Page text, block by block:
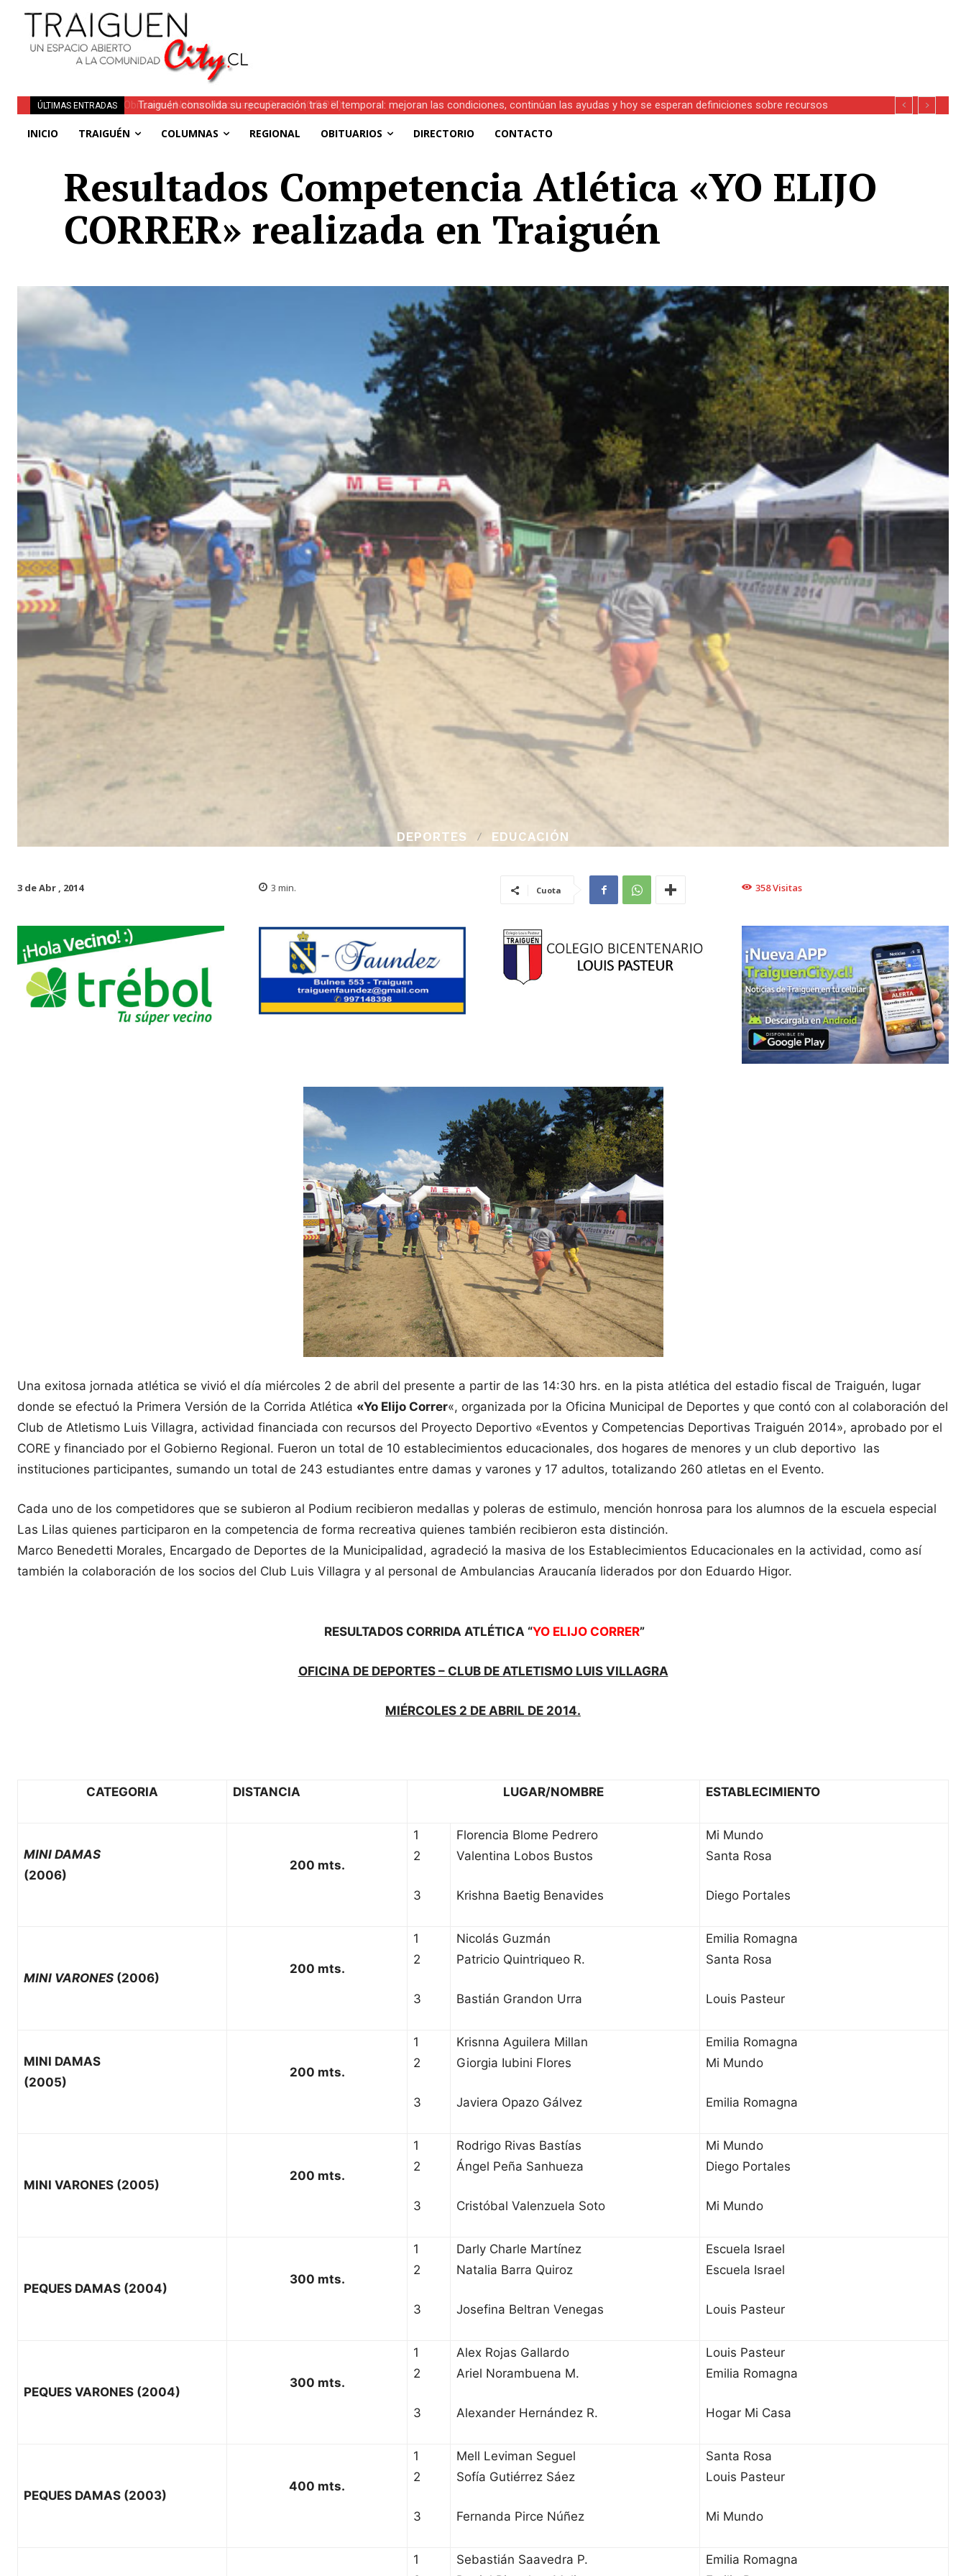
ÚLTIMAS ENTRADAS
Traiguén consolida su recuperación tras el temporal: mejoran las condiciones, continúan las ayudas y hoy se esperan definiciones sobre recursos
INICIO TRAIGUÉN COLUMNAS REGIONAL OBITUARIOS DIRECTORIO CONTACTO
Resultados Competencia Atlética «YO ELIJO
CORRER» realizada en Traiguén
DEPORTES EDUCACIÓN
3 de Abr , 2014 3 min. Cuota 358Visitas
Una exitosa jornada atlética se vivió el día miércoles 2 de abril del presente a partir de las 14:30 hrs. en la pista atlética del estadio fiscal de Traiguén, lugar
donde se efectuó la Primera Versión de la Corrida Atlética «Yo Elijo Correr«, organizada por la Oficina Municipal de Deportes y que contó con al colaboración del
Club de Atletismo Luis Villagra, actividad financiada con recursos del Proyecto Deportivo «Eventos y Competencias Deportivas Traiguén 2014», aprobado por el
CORE y financiado por el Gobierno Regional. Fueron un total de 10 establecimientos educacionales, dos hogares de menores y un club deportivo las
instituciones participantes, sumando un total de 243 estudiantes entre damas y varones y 17 adultos, totalizando 260 atletas en el Evento.
Cada uno de los competidores que se subieron al Podium recibieron medallas y poleras de estimulo, mención honrosa para los alumnos de la escuela especial
Las Lilas quienes participaron en la competencia de forma recreativa quienes también recibieron esta distinción.
Marco Benedetti Morales, Encargado de Deportes de la Municipalidad, agradeció la masiva de los Establecimientos Educacionales en la actividad, como así
también la colaboración de los socios del Club Luis Villagra y al personal de Ambulancias Araucanía liderados por don Eduardo Higor.
RESULTADOS CORRIDA ATLÉTICA “YO ELIJO CORRER”
OFICINA DE DEPORTES – CLUB DE ATLETISMO LUIS VILLAGRA
MIÉRCOLES 2 DE ABRIL DE 2014.
CATEGORIA DISTANCIA LUGAR/NOMBRE ESTABLECIMIENTO
MINI DAMAS
(2006)
200 mts.
1
2
3
Florencia Blome Pedrero
Valentina Lobos Bustos
Krishna Baetig Benavides
Mi Mundo
Santa Rosa
Diego Portales
MINI VARONES (2006)
200 mts.
1
2
3
Nicolás Guzmán
Patricio Quintriqueo R.
Bastián Grandon Urra
Emilia Romagna
Santa Rosa
Louis Pasteur
MINI DAMAS
(2005)
200 mts.
1
2
3
Krisnna Aguilera Millan
Giorgia Iubini Flores
Javiera Opazo Gálvez
Emilia Romagna
Mi Mundo
Emilia Romagna
MINI VARONES (2005)
200 mts.
1
2
3
Rodrigo Rivas Bastías
Ángel Peña Sanhueza
Cristóbal Valenzuela Soto
Mi Mundo
Diego Portales
Mi Mundo
PEQUES DAMAS (2004)
300 mts.
1
2
3
Darly Charle Martínez
Natalia Barra Quiroz
Josefina Beltran Venegas
Escuela Israel
Escuela Israel
Louis Pasteur
PEQUES VARONES (2004)
300 mts.
1
2
3
Alex Rojas Gallardo
Ariel Norambuena M.
Alexander Hernández R.
Louis Pasteur
Emilia Romagna
Hogar Mi Casa
PEQUES DAMAS (2003)
400 mts.
1
2
3
Mell Leviman Seguel
Sofía Gutiérrez Sáez
Fernanda Pirce Núñez
Santa Rosa
Louis Pasteur
Mi Mundo
1
Sebastián Saavedra P.
Emilia Romagna